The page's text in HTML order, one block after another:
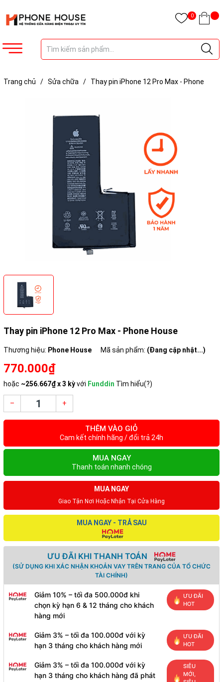
0
Trang chủ / Sửa chữa /
Thay pin iPhone 12 Pro Max - Phone
Thay pin iPhone 12 Pro Max - Phone House
Thương hiệu: Phone House Mã sản phẩm: (Đang cập nhật...)
770.000₫
hoặc ~256.667₫x 3 kỳvới Funddin Tìm hiểu(?)
– +
THÊM VÀO GIỎ
Cam kết chính hãng / đổi trả 24h
MUA NGAY
Thanh toán nhanh chóng
MUA NGAY
Giao Tận Nơi Hoặc Nhận Tại Cửa Hàng
MUA NGAY - TRẢ SAU
ƯU ĐÃI KHI THANH TOÁN
(SỬ DỤNG KHI XÁC NHẬN KHOẢN VAY TRÊN TRANG CỦA TỔ CHỨC
TÀI CHÍNH)
Giảm 10% – tối đa 500.000đ khi
chọn kỳ hạn 6 & 12 tháng cho khách
hàng mới
ƯU ĐÃI
HOT
Giảm 3% – tối đa 100.000đ với kỳ
hạn 3 tháng cho khách hàng mới
ƯU ĐÃI
HOT
Giảm 3% – tối đa 100.000đ với kỳ
hạn 3 tháng cho khách hàng đã phát
SIÊU
MỚI,